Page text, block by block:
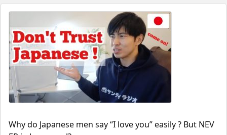
Why do Japanese men say “I love you” easily ? But NEV